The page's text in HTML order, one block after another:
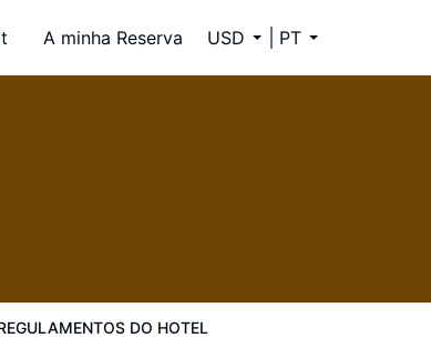
A minha Reserva USD PT
DO HOTEL